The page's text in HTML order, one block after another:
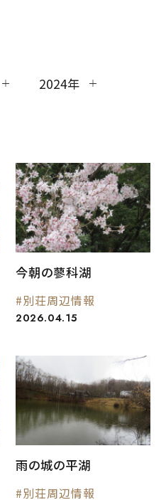
2024年
今朝の蓼科湖
#別荘周辺情報
2026.04.15
雨の城の平湖
#別荘周辺情報